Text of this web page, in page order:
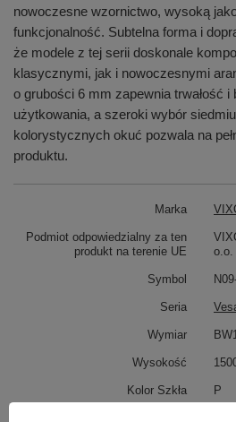
nowoczesne wzornictwo, wysoką
funkcjonalność. Subtelna forma i
że modele z tej serii doskonale
klasycznymi, jak i nowoczesnymi
o grubości 6 mm zapewnia trwałość i
użytkowania, a szeroki wybór
kolorystycznych okuć pozwala na
produktu.
Marka
Podmiot odpowiedzialny za ten
produkt na terenie UE
o.o.
Symbol
Seria
Wymiar
Wysokość
Kolor Szkła P